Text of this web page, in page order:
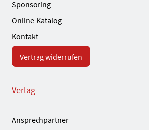
Sponsoring
Online-Katalog
Kontakt
Vertrag widerrufen
Verlag
Ansprechpartner